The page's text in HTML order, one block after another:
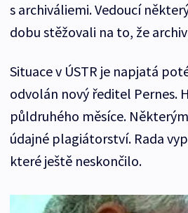
s archiváliemi. Vedoucí
dobu stěžovali na to, že
Situace v ÚSTR je napjatá
odvolán nový ředitel Pernes.
půldruhého měsíce.
údajné plagiátorství. Rada
které ještě neskončilo.